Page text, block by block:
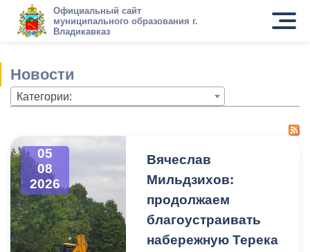
Официальный сайт
муниципального образования г.
Владикавказ
Новости
Категории:
05
08
2026
Вячеслав
Мильдзихов:
продолжаем
благоустраивать
набережную Терека